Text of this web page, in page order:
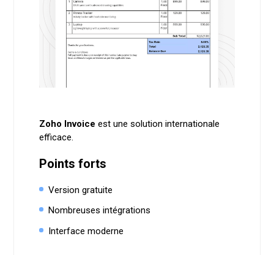
Zoho Invoice est une solution internationale
efficace.
Points forts
Version gratuite
Nombreuses intégrations
Interface moderne